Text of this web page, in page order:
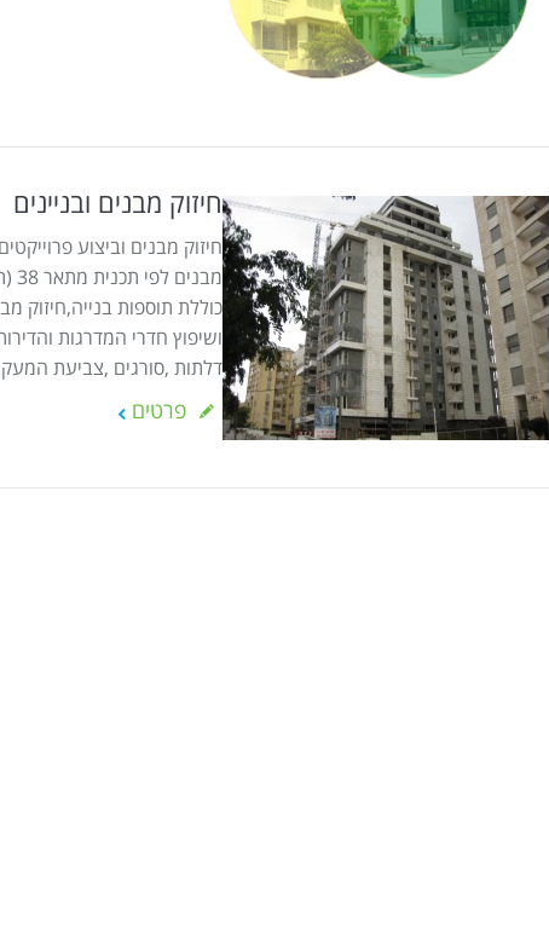
חיזוק מבנים ובניינים
חיזוק מבנים וביצוע
כוללת תוספות בנייה,חיזוק
ושיפוץ חדרי המדרגות
דלתות ,סורגים ,צביעת
פרטים